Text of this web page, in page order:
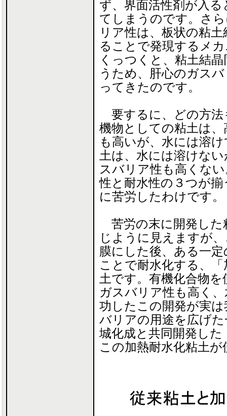
ず、界面活性剤が入
てしまうのです。さ
リア性は、板状の粘
ることで発現するメ
くっつくと、粘土結
うため、肝心のガス
ってきたのです。
要するに、どの方法
機物としての粘土は
も高いが、水には溶
土は、水には溶けな
スバリア性も高くな
性と耐水性の３つが
に苦労したわけです。
苦労の末に開発した
じように見えますが
膜にした後、ある一
ことで耐水化する、
土です。有機化合物
ガスバリア性も高く
功したこの開発が実
バリアの用途を広げ
城化成と共同開発し
この加熱耐水化粘土